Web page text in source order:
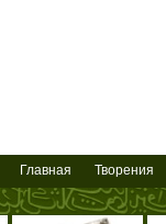
Главная Творения